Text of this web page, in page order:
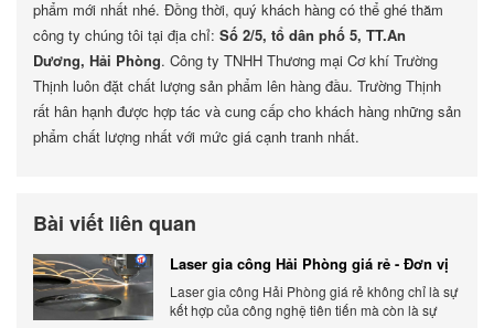
phẩm mới nhất nhé. Đồng thời, quý khách hàng có thể ghé thăm
công ty chúng tôi tại địa chỉ: Số 2/5, tổ dân phố 5, TT.An
Dương, Hải Phòng. Công ty TNHH Thương mại Cơ khí Trường
Thịnh luôn đặt chất lượng sản phẩm lên hàng đầu. Trường Thịnh
rất hân hạnh được hợp tác và cung cấp cho khách hàng những sản
phẩm chất lượng nhất với mức giá cạnh tranh nhất.
Bài viết liên quan
Laser gia công Hải Phòng giá rẻ - Đơn vị
gia công báo giá chính xác
Laser gia công Hải Phòng giá rẻ không chỉ là sự
kết hợp của công nghệ tiên tiến mà còn là sự